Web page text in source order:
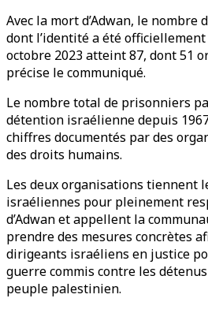
Avec la mort d’Adwan, le
dont l’identité a été
octobre 2023 atteint 87, dont 51
précise le communiqué.
Le nombre total de prisonniers
détention israélienne depuis 1967
chiffres documentés par des
des droits humains.
Les deux organisations tiennent
israéliennes pour pleinement
d’Adwan et appellent la
prendre des mesures concrètes
dirigeants israéliens en justice
guerre commis contre les
peuple palestinien.